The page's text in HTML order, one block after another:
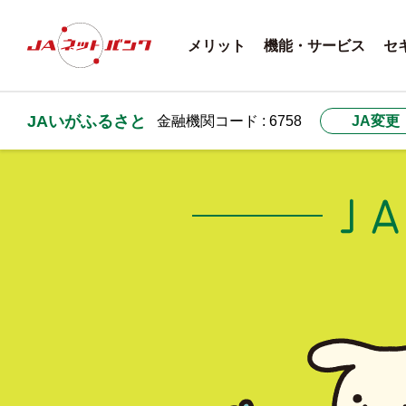
メリット 機能・サービス セ
JAいがふるさと 金融機関コード : 6758 JA変更